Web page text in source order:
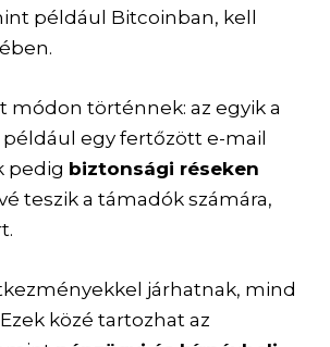
például Bitcoinban, kell
módon történnek: az egyik a
egy fertőzött e-mail
pedig biztonsági réseken
teszik a támadók számára,
járhatnak, mind
közé tartozhat az